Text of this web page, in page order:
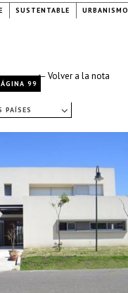
SUSTENTABLE URBANISMO
← Volver a la nota
99
PAÍSES